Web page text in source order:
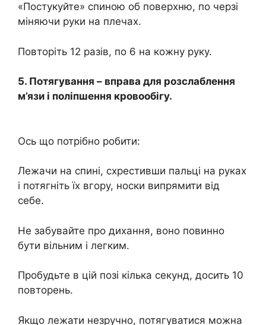
«Постукуйте» спиною об поверхню, по черзі
міняючи руки на плечах.
Повторіть 12 разів, по 6 на кожну руку.
5. Потягування – вправа для розслаблення
м’язи і поліпшення кровообігу.
Ось що потрібно робити:
Лежачи на спині, схрестивши пальці на руках
і потягніть їх вгору, носки випрямити від
себе.
Не забувайте про дихання, воно повинно
бути вільним і легким.
Пробудьте в цій позі кілька секунд, досить 10
повторень.
Якщо лежати незручно, потягуватися можна